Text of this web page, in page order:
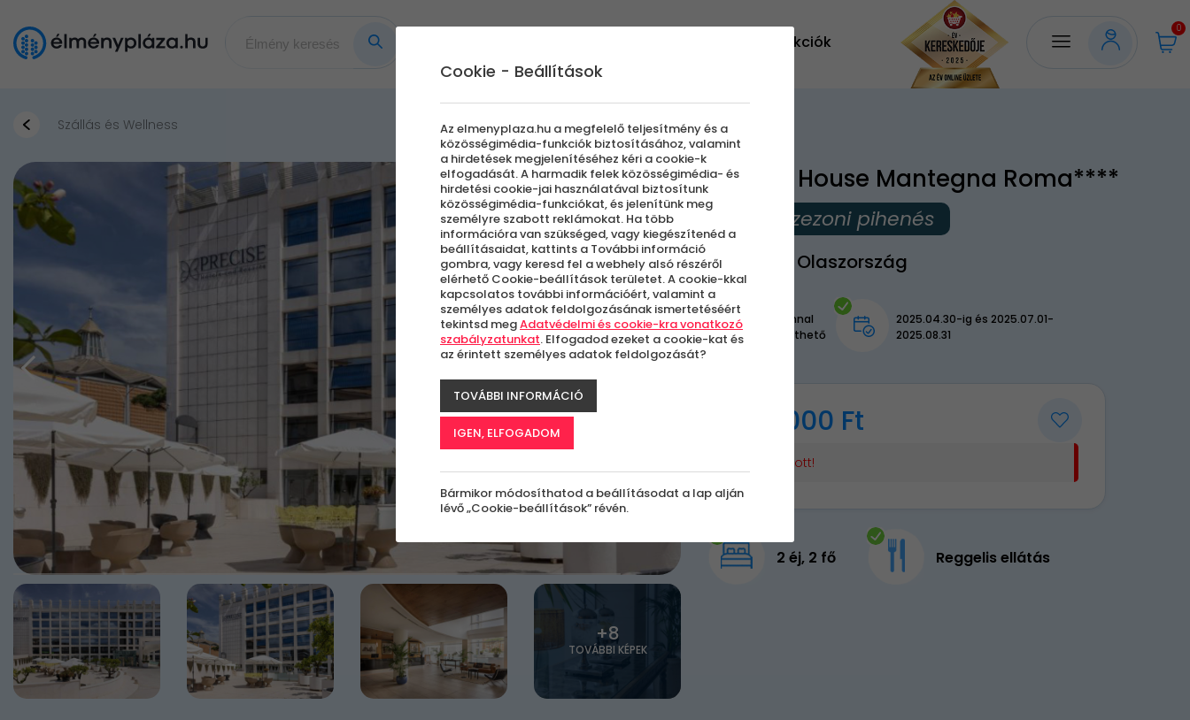
Akciók
0
Szállás és Wellness
+8
TOVÁBBI KÉPEK
Precise House Mantegna Roma****
Középszezoni pihenés
Róma, Olaszország
Azonnal
letölthető
2025.04.30-ig és 2025.07.01-
2025.08.31
182 000 Ft
Elfogyott!
2 éj, 2 fő Reggelis ellátás
Cookie - Beállítások
Az elmenyplaza.hu a megfelelő teljesítmény és a
közösségimédia-funkciók biztosításához, valamint
a hirdetések megjelenítéséhez kéri a cookie-k
elfogadását. A harmadik felek közösségimédia- és
hirdetési cookie-jai használatával biztosítunk
közösségimédia-funkciókat, és jelenítünk meg
személyre szabott reklámokat. Ha több
információra van szükséged, vagy kiegészítenéd a
beállításaidat, kattints a További információ
gombra, vagy keresd fel a webhely alsó részéről
elérhető Cookie-beállítások területet. A cookie-kkal
kapcsolatos további információért, valamint a
személyes adatok feldolgozásának ismertetéséért
tekintsd megAdatvédelmi és cookie-kra vonatkozó
szabályzatunkat. Elfogadod ezeket a cookie-kat és
az érintett személyes adatok feldolgozását?
TOVÁBBI INFORMÁCIÓ
IGEN, ELFOGADOM
Bármikor módosíthatod a beállításodat a lap alján
lévő „Cookie-beállítások” révén.